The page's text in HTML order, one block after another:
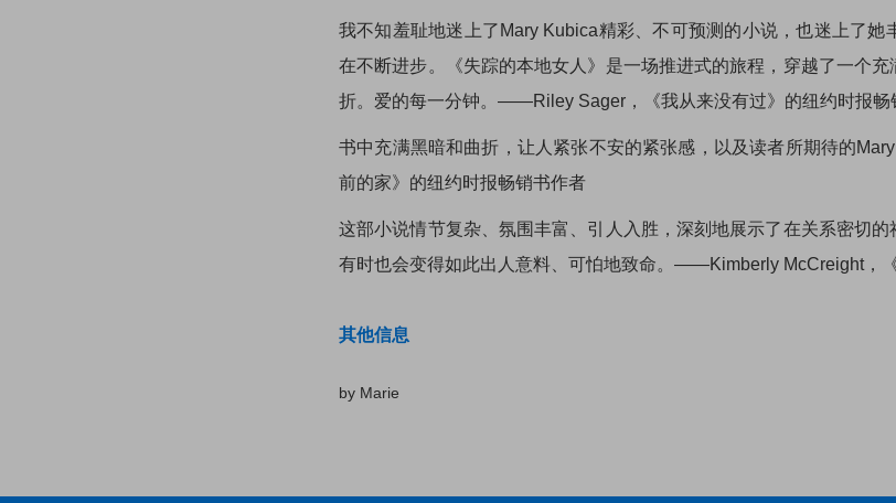
我不知羞耻地迷上了Mary Kubica精彩、不可预测的小说，也迷上了
在不断进步。《失踪的本地女人》是一场推进式的旅程，穿越了一个
折。爱的每一分钟。——Riley Sager，《我从来没有过》的纽约时报畅
书中充满黑暗和曲折，让人紧张不安的紧张感，以及读者所期待的
前的家》的纽约时报畅销书作者
这部小说情节复杂、氛围丰富、引人入胜，深刻地展示了在关系密切
有时也会变得如此出人意料、可怕地致命。——Kimberly McCreight，
其他信息
by Marie